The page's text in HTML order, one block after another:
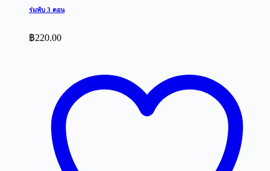
ร่มพับ 3 ตอน
฿220.00